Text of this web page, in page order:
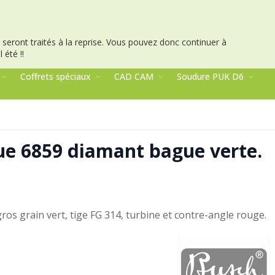
traités à la reprise. Vous pouvez donc continuer à
été !!
Coffrets spéciaux CAD CAM
Soudure PUK D6
6859 diamant bague verte.
grain vert, tige FG 314, turbine et contre-angle rouge.